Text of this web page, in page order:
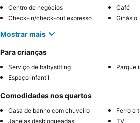
Centro de negócios
Café
Check-in/check-out expresso
Ginásio
Mostrar mais
Para crianças
Serviço de babysitting
Parque
Espaço infantil
Comodidades nos quartos
Casa de banho com chuveiro
Ferro e
Janelas desbloqueadas
TV